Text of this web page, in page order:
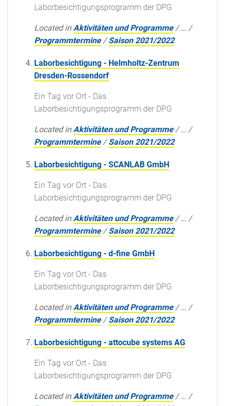
Laborbesichtigungsprogramm der DPG
Located in Aktivitäten und Programme /… /
Programmtermine /Saison 2021/2022
Laborbesichtigung - Helmholtz-Zentrum
Dresden-Rossendorf
Ein Tag vor Ort - Das
Laborbesichtigungsprogramm der DPG
Located in Aktivitäten und Programme /… /
Programmtermine /Saison 2021/2022
Laborbesichtigung - SCANLAB GmbH
Ein Tag vor Ort - Das
Laborbesichtigungsprogramm der DPG
Located in Aktivitäten und Programme /… /
Programmtermine /Saison 2021/2022
Laborbesichtigung - d-fine GmbH
Ein Tag vor Ort - Das
Laborbesichtigungsprogramm der DPG
Located in Aktivitäten und Programme /… /
Programmtermine /Saison 2021/2022
Laborbesichtigung - attocube systems AG
Ein Tag vor Ort - Das
Laborbesichtigungsprogramm der DPG
Located in Aktivitäten und Programme /… /